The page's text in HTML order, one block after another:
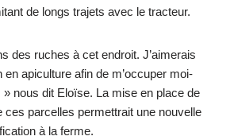
de longs trajets avec le tracteur.
des ruches à cet endroit. J’aimerais
en apiculture afin de m’occuper moi-
nous dit Eloïse. La mise en place de
ces parcelles permettrait une nouvelle
à la ferme.